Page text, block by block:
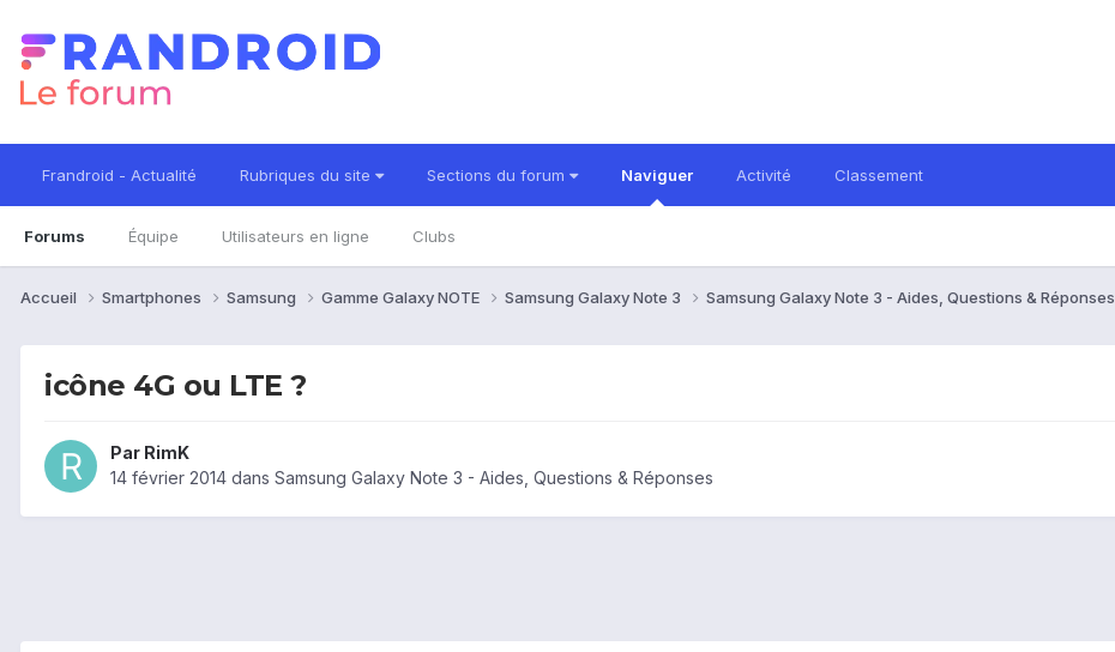
Frandroid - Actualité Rubriques du site Sections du forum Naviguer
Forums Équipe Utilisateurs en ligne Clubs
Activité Classement
Accueil Smartphones Samsung Gamme Galaxy NOTE Samsung Galaxy Note 3 Samsung Galaxy Note 3 - Aides, Questions & Réponses
icône 4G ou LTE ?
Par RimK
14 février 2014 dans Samsung Galaxy Note 3 - Aides, Questions & Réponses